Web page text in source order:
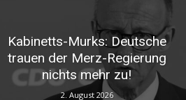
Kabinetts-Murks: Deutsche
trauen der Merz-Regierung
nichts mehr zu!
2. August 2026